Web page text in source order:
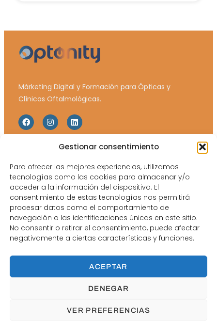
Gestionar consentimiento
Para ofrecer las mejores experiencias, utilizamos
tecnologías como las cookies para almacenar y/o
acceder a la información del dispositivo. El
consentimiento de estas tecnologías nos permitirá
procesar datos como el comportamiento de
navegación o las identificaciones únicas en este sitio.
No consentir o retirar el consentimiento, puede afectar
negativamente a ciertas características y funciones.
ACEPTAR
DENEGAR
VER PREFERENCIAS
Márketing Digital y Formación para Ópticas y
Clínicas Oftalmológicas.
Inicio
Equipo
Catálogos y tarifas
Blog
Contacto
Legales
Política de Privacidad
Política de Cookies
Aviso Legal
Márketing Digital y Formación para Ópticas y Clínicas